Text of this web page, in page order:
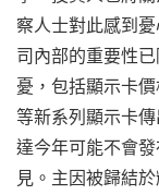
察人士對此感到
司內部的重要性
憂，包括顯示卡
等新系列顯示卡
達今年可能不會
見。主因被歸結